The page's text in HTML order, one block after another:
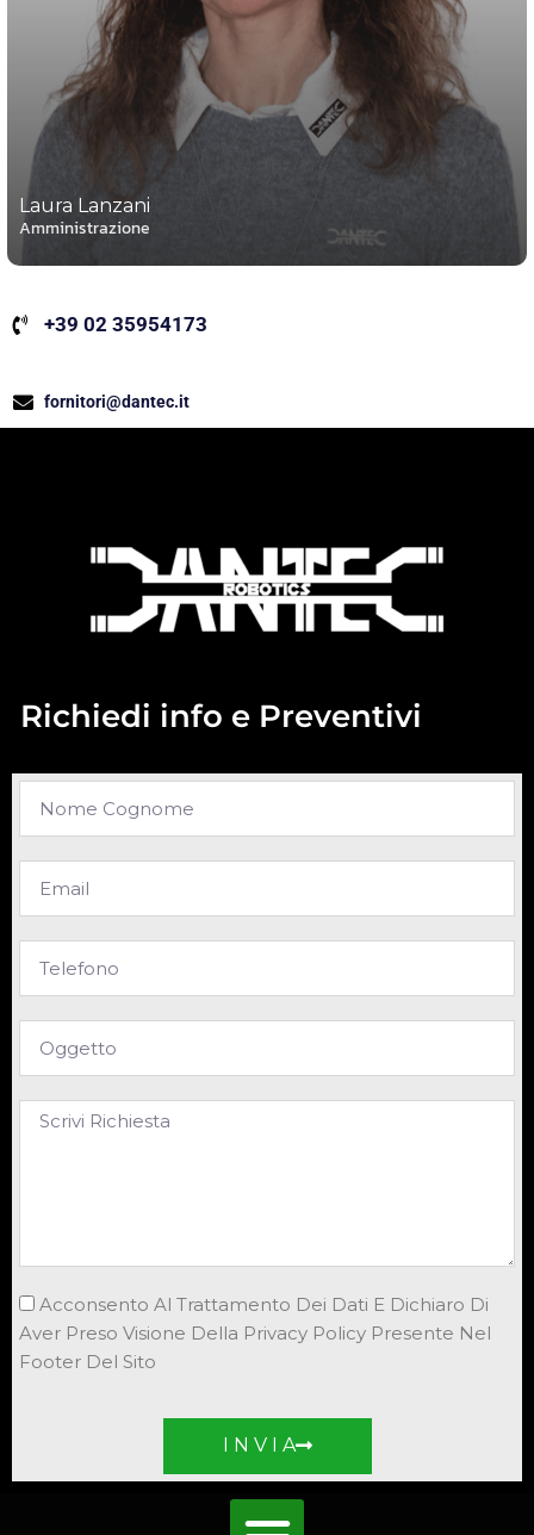
Laura Lanzani
Amministrazione
+39 02 35954173
fornitori@dantec.it
Richiedi info e Preventivi
Acconsento Al Trattamento Dei Dati E Dichiaro Di
Aver Preso Visione Della Privacy Policy Presente Nel
Footer Del Sito
I N V I A